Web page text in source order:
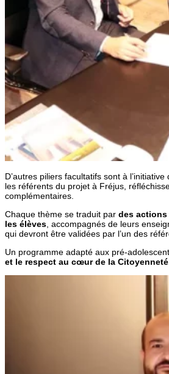
D’autres piliers facultatifs sont à
les référents du projet à Fréjus,
complémentaires.
Chaque thème se traduit par des
les élèves , accompagnés de leurs
qui devront être validées par l’un des
Un programme adapté aux pré-
et le respect au cœur de la